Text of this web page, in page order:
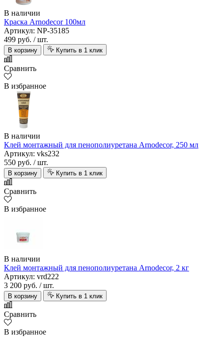
В наличии
Краска Arnodecor 100мл
Артикул: NP-35185
499 руб. / шт.
В корзину Купить в 1 клик
Сравнить
В избранное
В наличии
Клей монтажный для пенополиуретана Arnodecor, 250 мл
Артикул: vks232
550 руб. / шт.
В корзину Купить в 1 клик
Сравнить
В избранное
В наличии
Клей монтажный для пенополиуретана Arnodecor, 2 кг
Артикул: vrd222
3 200 руб. / шт.
В корзину Купить в 1 клик
Сравнить
В избранное